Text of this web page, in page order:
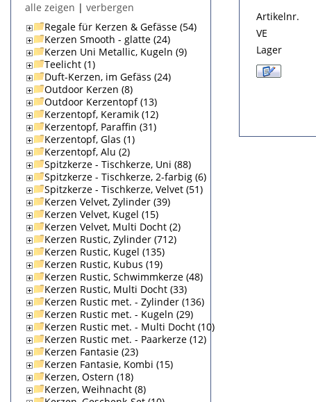
alle zeigen | verbergen
Regale für Kerzen & Gefässe (54)
Kerzen Smooth - glatte (24)
Kerzen Uni Metallic, Kugeln (9)
Teelicht (1)
Duft-Kerzen, im Gefäss (24)
Outdoor Kerzen (8)
Outdoor Kerzentopf (13)
Kerzentopf, Keramik (12)
Kerzentopf, Paraffin (31)
Kerzentopf, Glas (1)
Kerzentopf, Alu (2)
Spitzkerze - Tischkerze, Uni (88)
Spitzkerze - Tischkerze, 2-farbig (6)
Spitzkerze - Tischkerze, Velvet (51)
Kerzen Velvet, Zylinder (39)
Kerzen Velvet, Kugel (15)
Kerzen Velvet, Multi Docht (2)
Kerzen Rustic, Zylinder (712)
Kerzen Rustic, Kugel (135)
Kerzen Rustic, Kubus (19)
Kerzen Rustic, Schwimmkerze (48)
Kerzen Rustic, Multi Docht (33)
Kerzen Rustic met. - Zylinder (136)
Kerzen Rustic met. - Kugeln (29)
Kerzen Rustic met. - Multi Docht (10)
Kerzen Rustic met. - Paarkerze (12)
Kerzen Fantasie (23)
Kerzen Fantasie, Kombi (15)
Kerzen, Ostern (18)
Kerzen, Weihnacht (8)
Artikelnr.
VE
Lager